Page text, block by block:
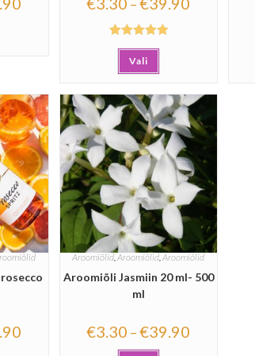
–
Hinnanguga
5.00/ 5
Vali
Aroomiõlid,Aroomiõlid,Aroomiõlid
Aroomiõli Jasmiin 20 ml- 500
ml
€3.30 –€39.90